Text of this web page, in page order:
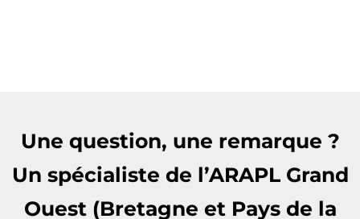
Une question, une remarque ?
Un spécialiste de l’ARAPL Grand
Ouest (Bretagne et Pays de la